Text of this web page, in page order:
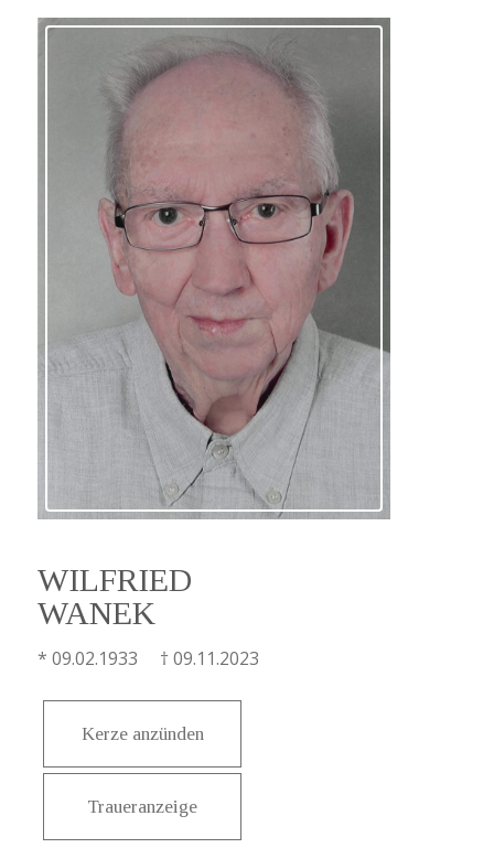
WILFRIED
WANEK
* 09.02.1933 † 09.11.2023
Kerze anzünden
Traueranzeige